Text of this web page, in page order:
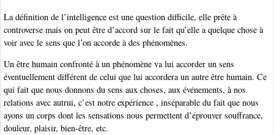
La définition de l’intelligence est une question difficile, elle prête à
controverse mais on peut être d’accord sur le fait qu’elle a quelque chose à
voir avec le sens que l’on accorde à des phénomènes.
Un être humain confronté à un phénomène va lui accorder un sens
éventuellement différent de celui que lui accordera un autre être humain. Ce
qui fait que nous donnons du sens aux choses, aux événements, à nos
relations avec autrui, c’est notre expérience , inséparable du fait que nous
ayons un corps dont les sensations nous permettent d’éprouver souffrance,
douleur, plaisir, bien-être, etc.